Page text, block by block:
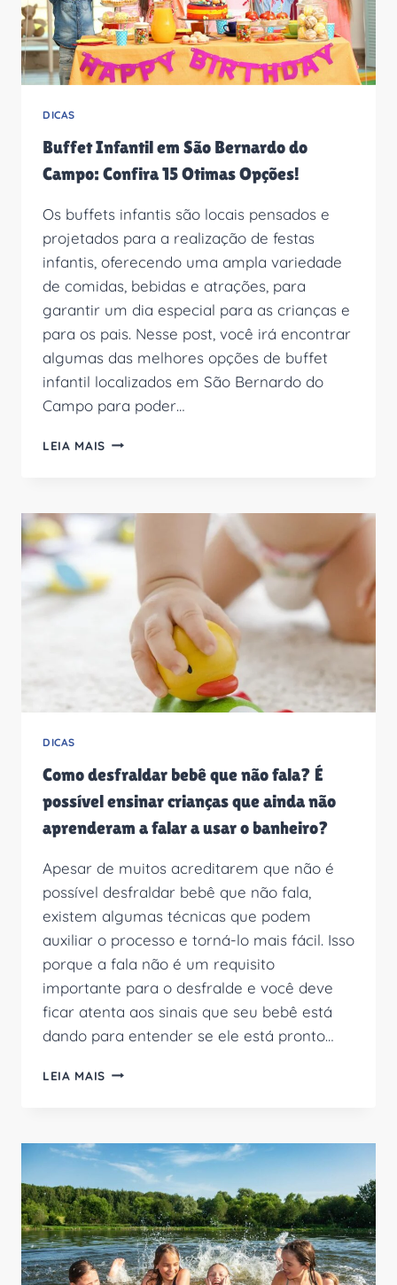
DICAS
Buffet Infantil em São Bernardo do
Campo: Confira 15 Otimas Opções!
Os buffets infantis são locais pensados e
projetados para a realização de festas
infantis, oferecendo uma ampla variedade
de comidas, bebidas e atrações, para
garantir um dia especial para as crianças e
para os pais. Nesse post, você irá encontrar
algumas das melhores opções de buffet
infantil localizados em São Bernardo do
Campo para poder…
LEIA MAIS BUFFET
BERNARDO
DO
CAMPO:
CONFIRA
15
OTIMAS
OPÇÕES!
DICAS
Como desfraldar bebê que não fala? É
possível ensinar crianças que ainda não
aprenderam a falar a usar o banheiro?
Apesar de muitos acreditarem que não é
possível desfraldar bebê que não fala,
existem algumas técnicas que podem
auxiliar o processo e torná-lo mais fácil. Isso
porque a fala não é um requisito
importante para o desfralde e você deve
ficar atenta aos sinais que seu bebê está
dando para entender se ele está pronto…
LEIA MAIS COMO
NÃO
FALA?
POSSÍVEL
ENSINAR
CRIANÇAS
QUE
AINDA